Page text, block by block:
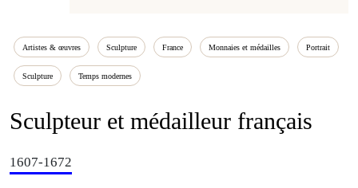
Artistes & œuvres Sculpture France Monnaies et médailles Portrait
Sculpture Temps modernes
Sculpteur et médailleur français
1607-1672